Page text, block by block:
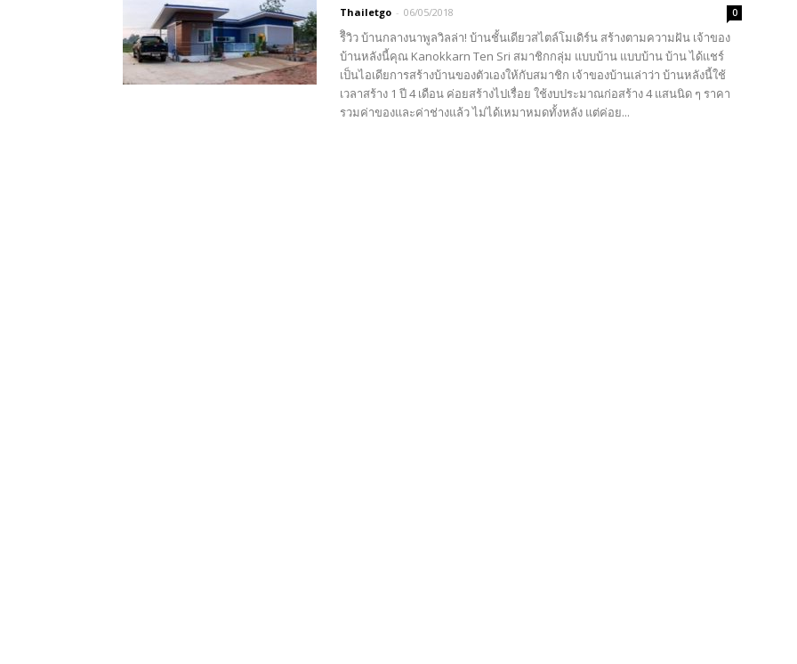
Thailetgo - 06/05/2018 0
รีิวิว บ้านกลางนาพูลวิลล่า! บ้านชั้นเดียวสไตล์โมเดิร์น สร้างตามความฝัน เจ้าของ
บ้านหลังนี้คุณ Kanokkarn Ten Sri สมาชิกกลุ่ม แบบบ้าน แบบบ้าน บ้าน ได้แชร์
เป็นไอเดียการสร้างบ้านของตัวเองให้กับสมาชิก เจ้าของบ้านเล่าว่า บ้านหลังนี้ใช้
เวลาสร้าง 1 ปี 4 เดือน ค่อยสร้างไปเรื่อย ใช้งบประมาณก่อสร้าง 4 แสนนิด ๆ ราคา
รวมค่าของและค่าช่างแล้ว ไม่ได้เหมาหมดทั้งหลัง แต่ค่อย...